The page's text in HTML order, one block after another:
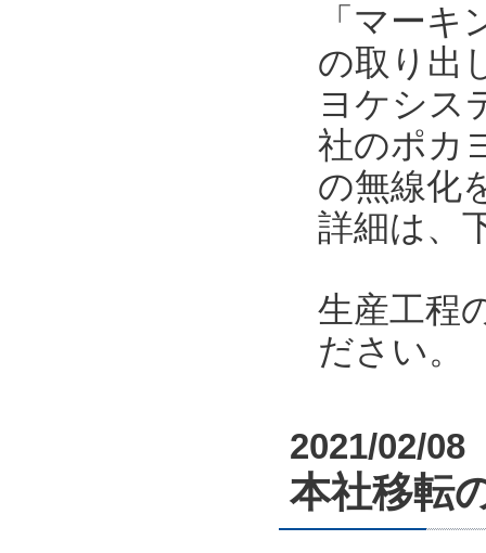
「マー
の取り出
ヨケシス
社のポカ
の無線化
詳細は、
生産工程
ださい。
2021/02/08
本社移転